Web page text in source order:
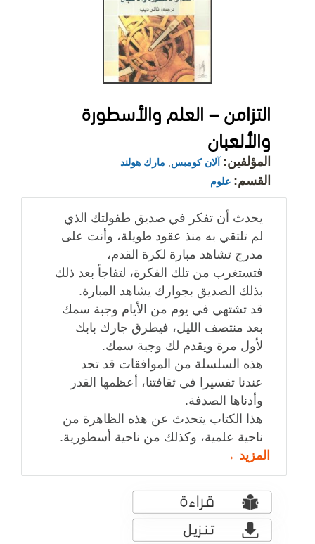
التزامن – العلم والأسطورة
والألعبان
المؤلفين: آلان كومبس, مارك هولند
القسم: علوم
يحدث أن تفكر في صديق طفولتك الذي
لم تلتقي به منذ عقود طويلة، وأنت على
مدرج تشاهد مبارة لكرة القدم،
فتستغرب من تلك الفكرة، لتفاجأ بعد ذلك
بذلك الصديق بجوارك يشاهد المبارة.
قد تشتهي في يوم من الأيام وجبة سمك
بعد منتصف الليل، فيطرق جارك بابك
لأول مرة ويقدم لك وجبة سمك.
هذه السلسلة من الموافقات قد تجد
عندنا تفسيرا في ثقافتنا، أعظمها القدر
وأدناها الصدفة.
هذا الكتاب يتحدث عن هذه الظاهرة من
ناحية علمية، وكذلك من ناحية أسطورية.
المزيد →